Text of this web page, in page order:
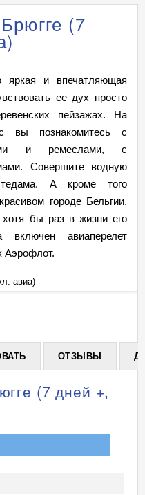
(7
яркая и впечатляющая
ее дух просто
пейзажах. На
вы познакомитесь с
и ремеслами, с
Совершите водную
А кроме того
городе Бельгии,
хотя бы раз в жизни его
включен авиаперелет
Аэрофлот.
авиа)
ОТЗЫВЫ
(7 дней +,